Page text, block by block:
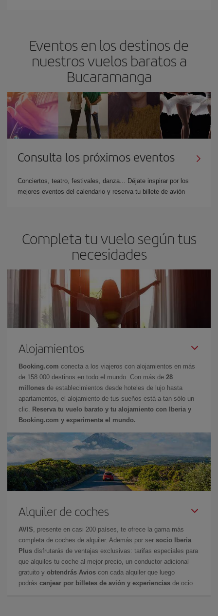
Eventos en los destinos de
nuestros vuelos baratos a
Bucaramanga
Consulta los próximos eventos
Conciertos, teatro, festivales, danza... Déjate inspirar por los
mejores eventos del calendario y reserva tu billete de avión
Completa tu vuelo según tus
necesidades
Alojamientos
Booking.com conecta a los viajeros con alojamientos en más
de 158.000 destinos en todo el mundo. Con más de 28
millones de establecimientos desde hoteles de lujo hasta
apartamentos, el alojamiento de tus sueños está a tan sólo un
clic.
Reserva tu vuelo barato y tu alojamiento con Iberia y
Booking.com y experimenta el mundo.
Alquiler de coches
AVIS , presente en casi 200 países, te ofrece la gama más
completa de coches de alquiler. Además por ser socio Iberia
Plus disfrutarás de ventajas exclusivas: tarifas especiales para
que alquiles tu coche al mejor precio, un conductor adicional
gratuito y obtendrás Avios con cada alquiler que luego
podrás canjear por billetes de avión y experiencias de ocio.